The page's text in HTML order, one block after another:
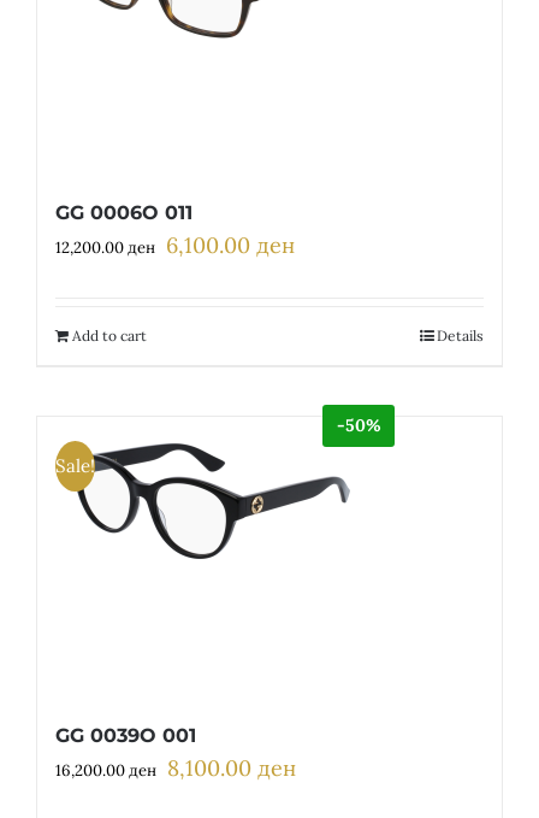
GG 0006O 011
12,200.00ден Original
6,100.00 денCurrent
Add to cart Details
Sale!
-50%
GG 0039O 001
16,200.00ден Original
8,100.00 денCurrent